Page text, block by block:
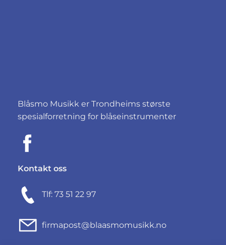
Blåsmo Musikk er Trondheims største
spesialforretning for blåseinstrumenter
Kontakt oss
Tlf: 73 51 22 97
firmapost@blaasmomusikk.no